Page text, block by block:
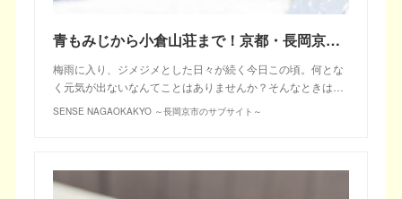
青もみじから小倉山荘まで！京都・長岡京で初夏のおさんぽ
梅雨に入り、ジメジメとした日々が続く今日この頃。何とな
く元気が出ないなんてことはありませんか？そんなときは…
SENSE NAGAOKAKYO ～長岡京市のサブサイト～